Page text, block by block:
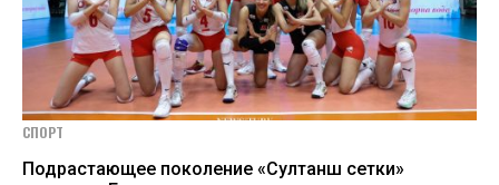
СПОРТ
Подрастающее поколение «Султанш сетки»